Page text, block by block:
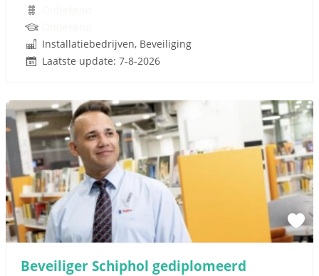
Installatiebedrijven, Beveiliging
Laatste update: 7-8-2026
Beveiliger Schiphol gediplomeerd